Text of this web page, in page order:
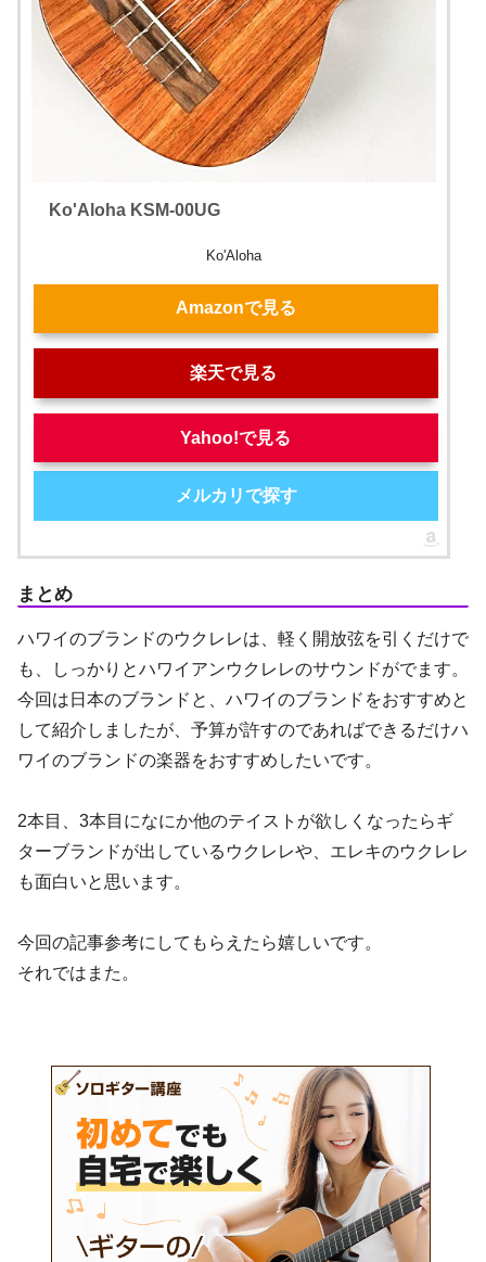
Ko'Aloha KSM-00UG
Ko'Aloha
Amazonで見る
楽天で見る
Yahoo!で見る
メルカリで探す
まとめ
ハワイのブランドのウクレレは、軽く開放弦を引くだけで
も、しっかりとハワイアンウクレレのサウンドがでます。
今回は日本のブランドと、ハワイのブランドをおすすめと
して紹介しましたが、予算が許すのであればできるだけハ
ワイのブランドの楽器をおすすめしたいです。
2本目、3本目になにか他のテイストが欲しくなったらギ
ターブランドが出しているウクレレや、エレキのウクレレ
も面白いと思います。
今回の記事参考にしてもらえたら嬉しいです。
それではまた。